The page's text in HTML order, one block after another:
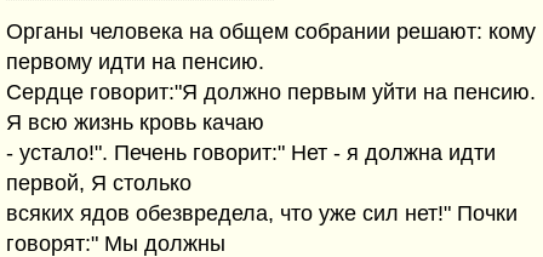
Органы человека на общем собрании решают: кому
первому идти на пенсию.
Сердце говорит:"Я должно первым уйти на пенсию.
Я всю жизнь кровь качаю
- устало!". Печень говорит:" Нет - я должна идти
первой, Я столько
всяких ядов обезвредела, что уже сил нет!" Почки
говорят:" Мы должны